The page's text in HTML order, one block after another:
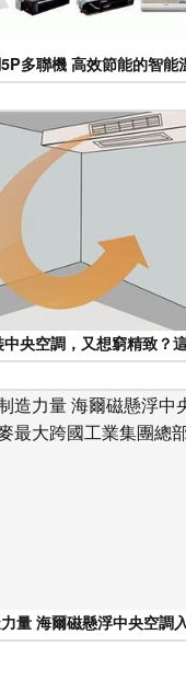
多聯機 高效節能的智能
央空調，又想窮精致
量 海爾磁懸浮中央空調